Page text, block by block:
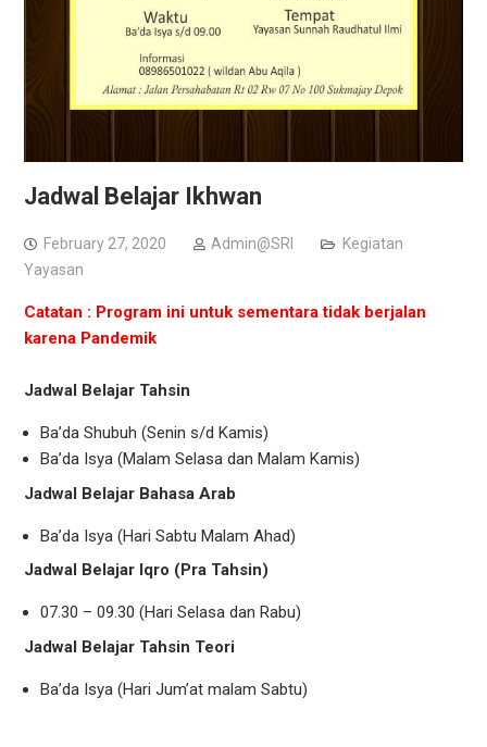
Jadwal Belajar Ikhwan
February 27, 2020 Admin@SRI
Kegiatan
Yayasan
Catatan : Program ini untuk sementara tidak berjalan
karena Pandemik
Jadwal Belajar Tahsin
Ba’da Shubuh (Senin s/d Kamis)
Ba’da Isya (Malam Selasa dan Malam Kamis)
Jadwal Belajar Bahasa Arab
Ba’da Isya (Hari Sabtu Malam Ahad)
Jadwal Belajar Iqro (Pra Tahsin)
07.30 – 09.30 (Hari Selasa dan Rabu)
Jadwal Belajar Tahsin Teori
Ba’da Isya (Hari Jum’at malam Sabtu)